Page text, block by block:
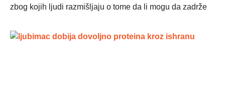
zbog kojih ljudi razmišljaju o tome da li mogu da zadrže